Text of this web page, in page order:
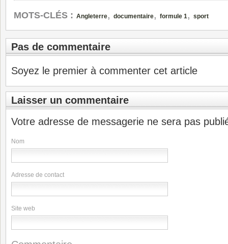
MOTS-CLÉS : Angleterre, documentaire, formule 1, sport
Pas de commentaire
Soyez le premier à commenter cet article
Laisser un commentaire
Votre adresse de messagerie ne sera pas
Nom
Adresse de contact
Site web